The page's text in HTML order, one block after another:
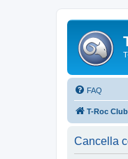
FAQ
T-Roc Club
Cancella